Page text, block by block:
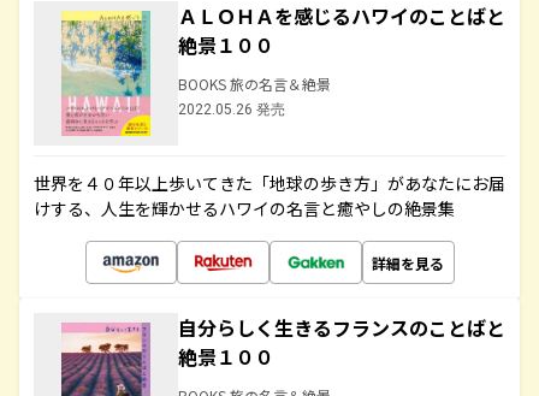
ＡＬＯＨＡを感じるハワイのことばと
絶景１００
BOOKS 旅の名言＆絶景
2022.05.26 発売
世界を４０年以上歩いてきた「地球の歩き方」があなたにお届
けする、人生を輝かせるハワイの名言と癒やしの絶景集
詳細を見る
自分らしく生きるフランスのことばと
絶景１００